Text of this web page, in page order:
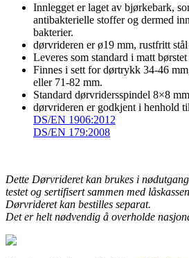
Innlegget er laget av bjørkebark,
antibakterielle stoffer og dermed
bakterier.
dørvrideren er ø19 mm, rustfritt
Leveres som standard i matt
Finnes i sett for dørtrykk 34-46
eller 71-82 mm.
Standard dørvridersspindel 8×8
dørvrideren er godkjent i henhold
DS/EN 1906:2012
DS/EN 179:2008
Dette Dørvrideret kan brukes i
testet og sertifisert sammen med
Dørvrideret kan bestilles separat.
Det er helt nødvendig å overholde